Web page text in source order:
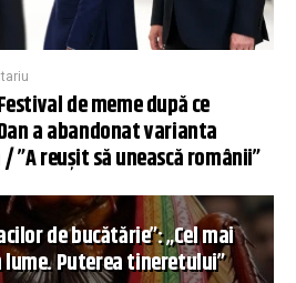
de meme după ce
a abandonat varianta
”A reușit să unească românii”
de bucătărie”: „Cel mai
Puterea tineretului”